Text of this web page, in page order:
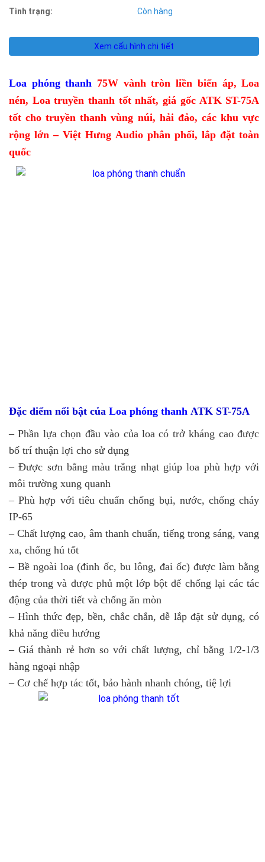
Tình trạng: Còn hàng
Xem cấu hình chi tiết
Loa phóng thanh 75W vành tròn liền biến áp, Loa
nén, Loa truyền thanh tốt nhất, giá gốc ATK ST-75A
tốt cho truyền thanh vùng núi, hải đảo, các khu vực
rộng lớn – Việt Hưng Audio phân phối, lắp đặt toàn
quốc
Đặc điểm nổi bật của Loa phóng thanh ATK ST-75A
– Phần lựa chọn đầu vào của loa có trở kháng cao được
bố trí thuận lợi cho sử dụng
– Được sơn bằng màu trắng nhạt giúp loa phù hợp với
môi trường xung quanh
– Phù hợp với tiêu chuẩn chống bụi, nước, chống cháy
IP-65
– Chất lượng cao, âm thanh chuẩn, tiếng trong sáng, vang
xa, chống hú tốt
– Bề ngoài loa (đinh ốc, bu lông, đai ốc) được làm bằng
thép trong và được phủ một lớp bột để chống lại các tác
động của thời tiết và chống ăn mòn
– Hình thức đẹp, bền, chắc chắn, dễ lắp đặt sử dụng, có
khả năng điều hướng
– Giá thành rẻ hơn so với chất lượng, chỉ bằng 1/2-1/3
hàng ngoại nhập
– Cơ chế hợp tác tốt, bảo hành nhanh chóng, tiệ lợi